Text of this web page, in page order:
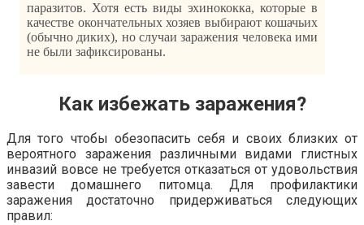
паразитов. Хотя есть виды эхинококка, которые в
качестве окончательных хозяев выбирают кошачьих
(обычно диких), но случаи заражения человека ими
не были зафиксированы.
Как избежать заражения?
Для того чтобы обезопасить себя и своих близких от
вероятного заражения различными видами глистных
инвазий вовсе не требуется отказаться от удовольствия
завести домашнего питомца. Для профилактики
заражения достаточно придерживаться следующих
правил: